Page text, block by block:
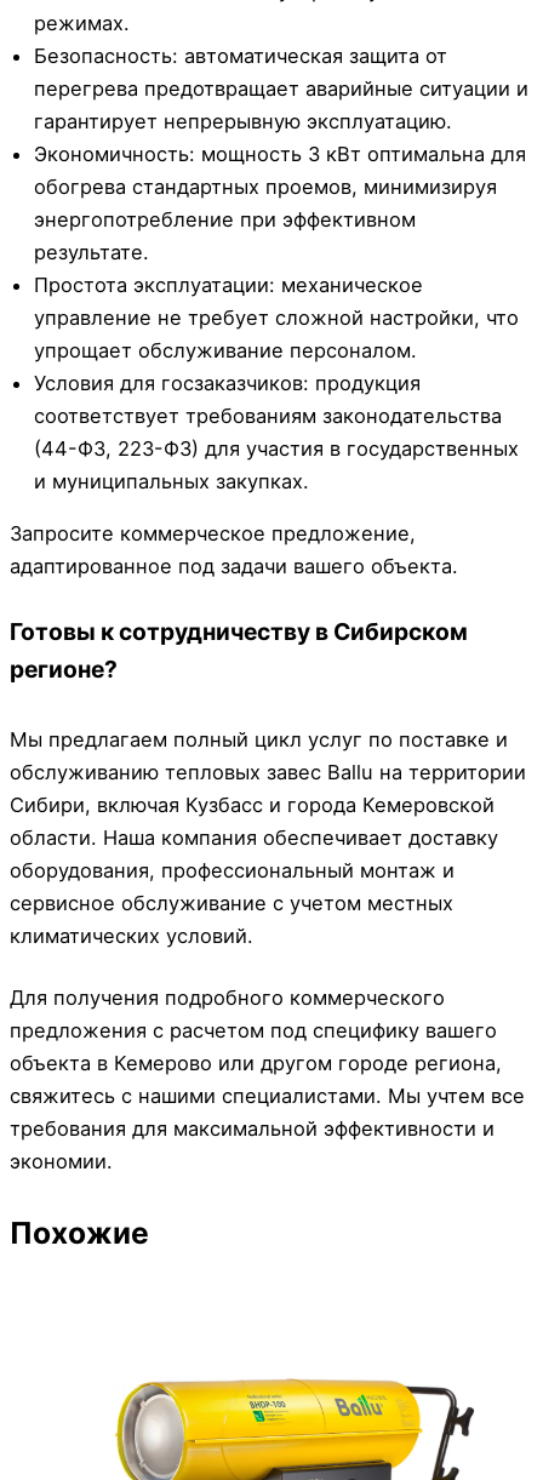
режимах.
Безопасность: автоматическая защита от
перегрева предотвращает аварийные ситуации и
гарантирует непрерывную эксплуатацию.
Экономичность: мощность 3 кВт оптимальна для
обогрева стандартных проемов, минимизируя
энергопотребление при эффективном
результате.
Простота эксплуатации: механическое
управление не требует сложной настройки, что
упрощает обслуживание персоналом.
Условия для госзаказчиков: продукция
соответствует требованиям законодательства
(44-ФЗ, 223-ФЗ) для участия в государственных
и муниципальных закупках.
Запросите коммерческое предложение,
адаптированное под задачи вашего объекта.
Готовы к сотрудничеству в Сибирском
регионе?
Мы предлагаем полный цикл услуг по поставке и
обслуживанию тепловых завес Ballu на территории
Сибири, включая Кузбасс и города Кемеровской
области. Наша компания обеспечивает доставку
оборудования, профессиональный монтаж и
сервисное обслуживание с учетом местных
климатических условий.
Для получения подробного коммерческого
предложения с расчетом под специфику вашего
объекта в Кемерово или другом городе региона,
свяжитесь с нашими специалистами. Мы учтем все
требования для максимальной эффективности и
экономии.
Похожие